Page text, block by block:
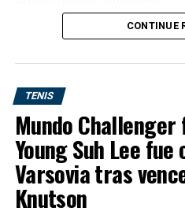
La jornada, sin embargo,
torneo estadounidense se
sus dos encuentros.
Mazovia Open:
y jugará la final
CONTINUE
TENIS
Mundo
Young Suh Lee fue
Varsovia tras
Knutson